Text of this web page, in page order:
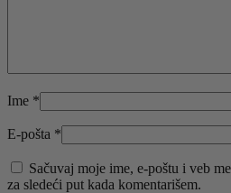
Ime *
E-pošta *
Sačuvaj moje ime, e-poštu i veb
za sledeći put kada komentarišem.